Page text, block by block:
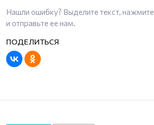
Нашли ошибку? Выделите текст, нажмите
и отправьте ее нам.